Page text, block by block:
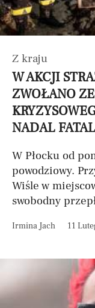
Z kraju
W AKCJI
ZWOŁANO
NADAL
W Płocku od
powodziowy.
Wiśle w
swobodny
Irmina Jach 11